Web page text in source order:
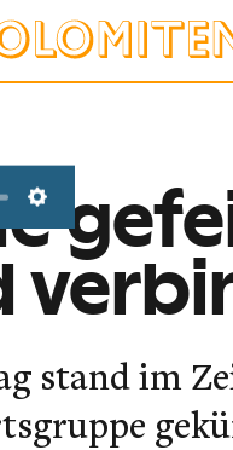
Settings
stand im